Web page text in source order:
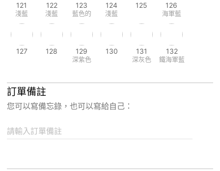
121
淺藍
122
淺藍
123
藍色的
124
淺藍
125 126
海軍藍
127 128 129
深紫色
130 131
深灰色
132
鐵海軍藍
訂單備註
您可以寫備忘錄，也可以寫給自己：
請輸入訂單備註